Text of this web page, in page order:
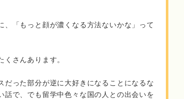
、「もっと顔が濃くなる方法ないかな」って
さんあります。
った部分が逆に大好きになることになるな
話で、でも留学中色々な国の人との出会いを